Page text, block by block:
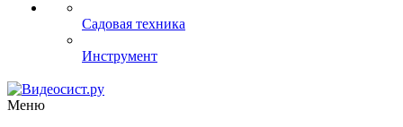
Садовая техника
Инструмент
Меню